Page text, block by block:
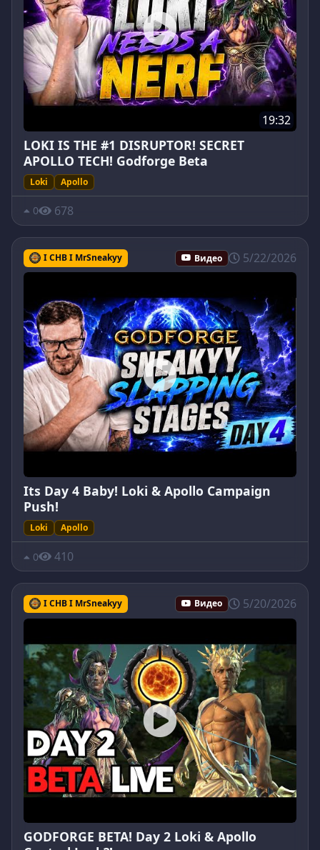
19:32
LOKI IS THE #1 DISRUPTOR! SECRET
APOLLO TECH! Godforge Beta
Loki Apollo
0 678
I CHB I MrSneakyy Видео 5/22/2026
Its Day 4 Baby! Loki & Apollo Campaign
Push!
Loki Apollo
0 410
I CHB I MrSneakyy Видео 5/20/2026
GODFORGE BETA! Day 2 Loki & Apollo